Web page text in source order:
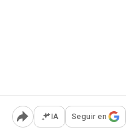
Abrir opciones para
IA Seguir en